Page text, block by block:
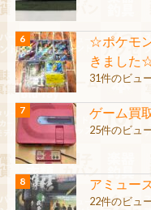
☆ポケモ
きました
31件のビュ
ゲーム買
25件のビュ
アミュー
22件のビュ